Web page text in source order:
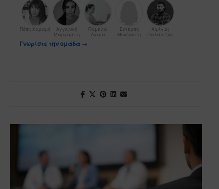
Πόπη Χαραμή
Αγγελική
Μαργαρίτη
Πάμελα
Λύτρα
Ευτέρπη
Μουζακίτη
Αιμίλιος
Παλάντζας
Γνωρίστε την ομάδα →